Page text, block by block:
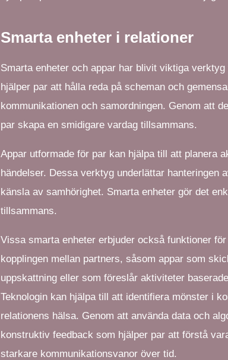
Smarta enheter i relationer
Smarta enheter och appar har blivit viktiga
hjälper par att hålla reda på scheman och
kommunikationen och samordningen. Genom att
par skapa en smidigare vardag tillsammans.
Appar utformade för par kan hjälpa till att planera
händelser. Dessa verktyg underlättar hanteringen
känsla av samhörighet. Smarta enheter gör det
tillsammans.
Vissa smarta enheter erbjuder också funktioner
kopplingen mellan partners, såsom appar som
uppskattning eller som föreslår aktiviteter
Teknologin kan hjälpa till att identifiera mönster i
relationens hälsa. Genom att använda data och
konstruktiv feedback som hjälper par att förstå
starkare kommunikationsvanor över tid.